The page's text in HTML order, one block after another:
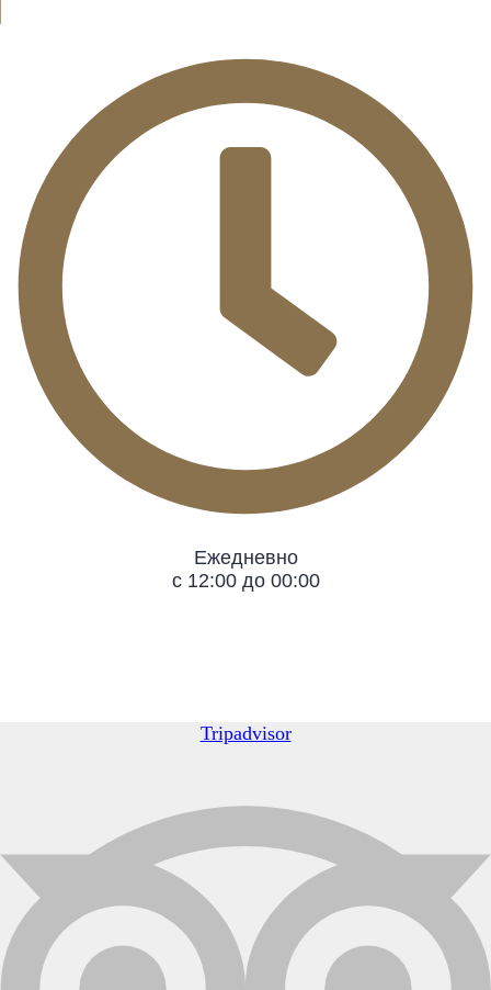
Ежедневно
с 12:00 до 00:00
Tripadvisor